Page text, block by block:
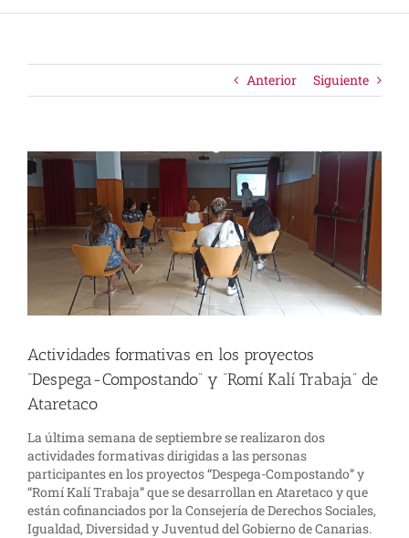
Anterior Siguiente
Ver
imagen
grande
Actividades formativas en los proyectos
“Despega-Compostando” y “Romí Kalí Trabaja” de
Ataretaco
La última semana de septiembre se realizaron dos
actividades formativas dirigidas a las personas
participantes en los proyectos “Despega-Compostando” y
“Romí Kalí Trabaja” que se desarrollan en Ataretaco y que
están cofinanciados por la Consejería de Derechos Sociales,
Igualdad, Diversidad y Juventud del Gobierno de Canarias.